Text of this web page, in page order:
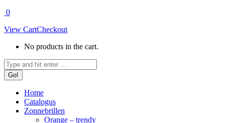
0
View CartCheckout
No products in the cart.
Search:
Home
Catalogus
Zonnebrillen
Orange – trendy